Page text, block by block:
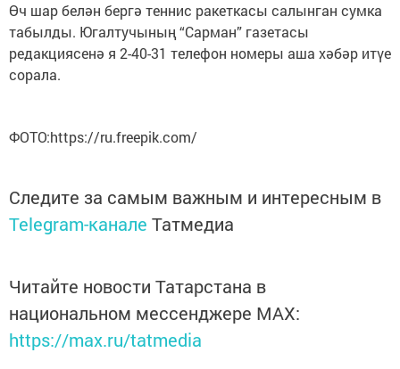
Өч шар белән бергә теннис ракеткасы салынган сумка
табылды. Югалтучының “Сарман” газетасы
редакциясенә я 2-40-31 телефон номеры аша хәбәр итүе
сорала.
ФОТО:https://ru.freepik.com/
Следите за самым важным и интересным в
Telegram-канале Татмедиа
Читайте новости Татарстана в
национальном мессенджере MАХ:
https://max.ru/tatmedia